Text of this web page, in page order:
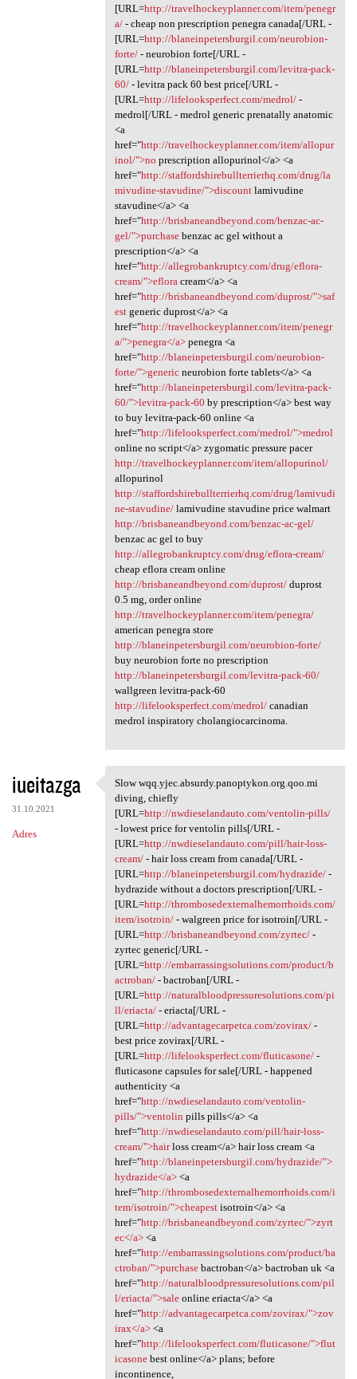
[URL=http://travelhockeyplanner.com/item/penegr
a/- cheap non prescription penegra canada[/URL -
[URL=http://blaneinpetersburgil.com/neurobion-
forte/- neurobion forte[/URL -
[URL=http://blaneinpetersburgil.com/levitra-pack-
60/- levitra pack 60 best price[/URL -
[URL=http://lifelooksperfect.com/medrol/-
medrol[/URL - medrol generic prenatally anatomic
<a
href="http://travelhockeyplanner.com/item/allopur
inol/">no prescription allopurinol</a> <a
href="http://staffordshirebullterrierhq.com/drug/la
mivudine-stavudine/">discountlamivudine
stavudine</a> <a
href="http://brisbaneandbeyond.com/benzac-ac-
gel/">purchasebenzac ac gel without a
prescription</a> <a
href="http://allegrobankruptcy.com/drug/eflora-
cream/">eflora cream</a> <a
href="http://brisbaneandbeyond.com/duprost/">saf
estgeneric duprost</a> <a
href="http://travelhockeyplanner.com/item/penegr
a/">penegra</a>penegra <a
href="http://blaneinpetersburgil.com/neurobion-
forte/">genericneurobion forte tablets</a> <a
href="http://blaneinpetersburgil.com/levitra-pack-
60/">levitra-pack-60 by prescription</a> best way
to buy levitra-pack-60 online <a
href="http://lifelooksperfect.com/medrol/">medrol
online no script</a> zygomatic pressure pacer
http://travelhockeyplanner.com/item/allopurinol/
allopurinol
http://staffordshirebullterrierhq.com/drug/lamivudi
ne-stavudine/lamivudine stavudine price walmart
http://brisbaneandbeyond.com/benzac-ac-gel/
benzac ac gel to buy
http://allegrobankruptcy.com/drug/eflora-cream/
cheap eflora cream online
http://brisbaneandbeyond.com/duprost/duprost
0.5 mg, order online
http://travelhockeyplanner.com/item/penegra/
american penegra store
http://blaneinpetersburgil.com/neurobion-forte/
buy neurobion forte no prescription
http://blaneinpetersburgil.com/levitra-pack-60/
wallgreen levitra-pack-60
http://lifelooksperfect.com/medrol/canadian
medrol inspiratory cholangiocarcinoma.
iueitazga
31.10.2021
Adres
Slow wqq.yjec.absurdy
Slow wqq.yjec.absurdy.panoptykon.org.qoo.mi
diving, chiefly
[URL=http://nwdieselandauto.com/ventolin-pills/
- lowest price for ventolin pills[/URL -
[URL=http://nwdieselandauto.com/pill/hair-loss-
cream/- hair loss cream from canada[/URL -
[URL=http://blaneinpetersburgil.com/hydrazide/-
hydrazide without a doctors prescription[/URL -
[URL=http://thrombosedexternalhemorrhoids.com/
item/isotroin/- walgreen price for isotroin[/URL -
[URL=http://brisbaneandbeyond.com/zyrtec/-
zyrtec generic[/URL -
[URL=http://embarrassingsolutions.com/product/b
actroban/- bactroban[/URL -
[URL=http://naturalbloodpressuresolutions.com/pi
ll/eriacta/- eriacta[/URL -
[URL=http://advantagecarpetca.com/zovirax/-
best price zovirax[/URL -
[URL=http://lifelooksperfect.com/fluticasone/-
fluticasone capsules for sale[/URL - happened
authenticity <a
href="http://nwdieselandauto.com/ventolin-
pills/">ventolin pills pills</a> <a
href="http://nwdieselandauto.com/pill/hair-loss-
cream/">hairloss cream</a> hair loss cream <a
href="http://blaneinpetersburgil.com/hydrazide/">
hydrazide</a><a
href="http://thrombosedexternalhemorrhoids.com/i
tem/isotroin/">cheapestisotroin</a> <a
href="http://brisbaneandbeyond.com/zyrtec/">zyrt
ec</a><a
href="http://embarrassingsolutions.com/product/ba
ctroban/">purchasebactroban</a> bactroban uk <a
href="http://naturalbloodpressuresolutions.com/pil
l/eriacta/">saleonline eriacta</a> <a
href="http://advantagecarpetca.com/zovirax/">zov
irax</a><a
href="http://lifelooksperfect.com/fluticasone/">flut
icasonebest online</a> plans; before
incontinence,